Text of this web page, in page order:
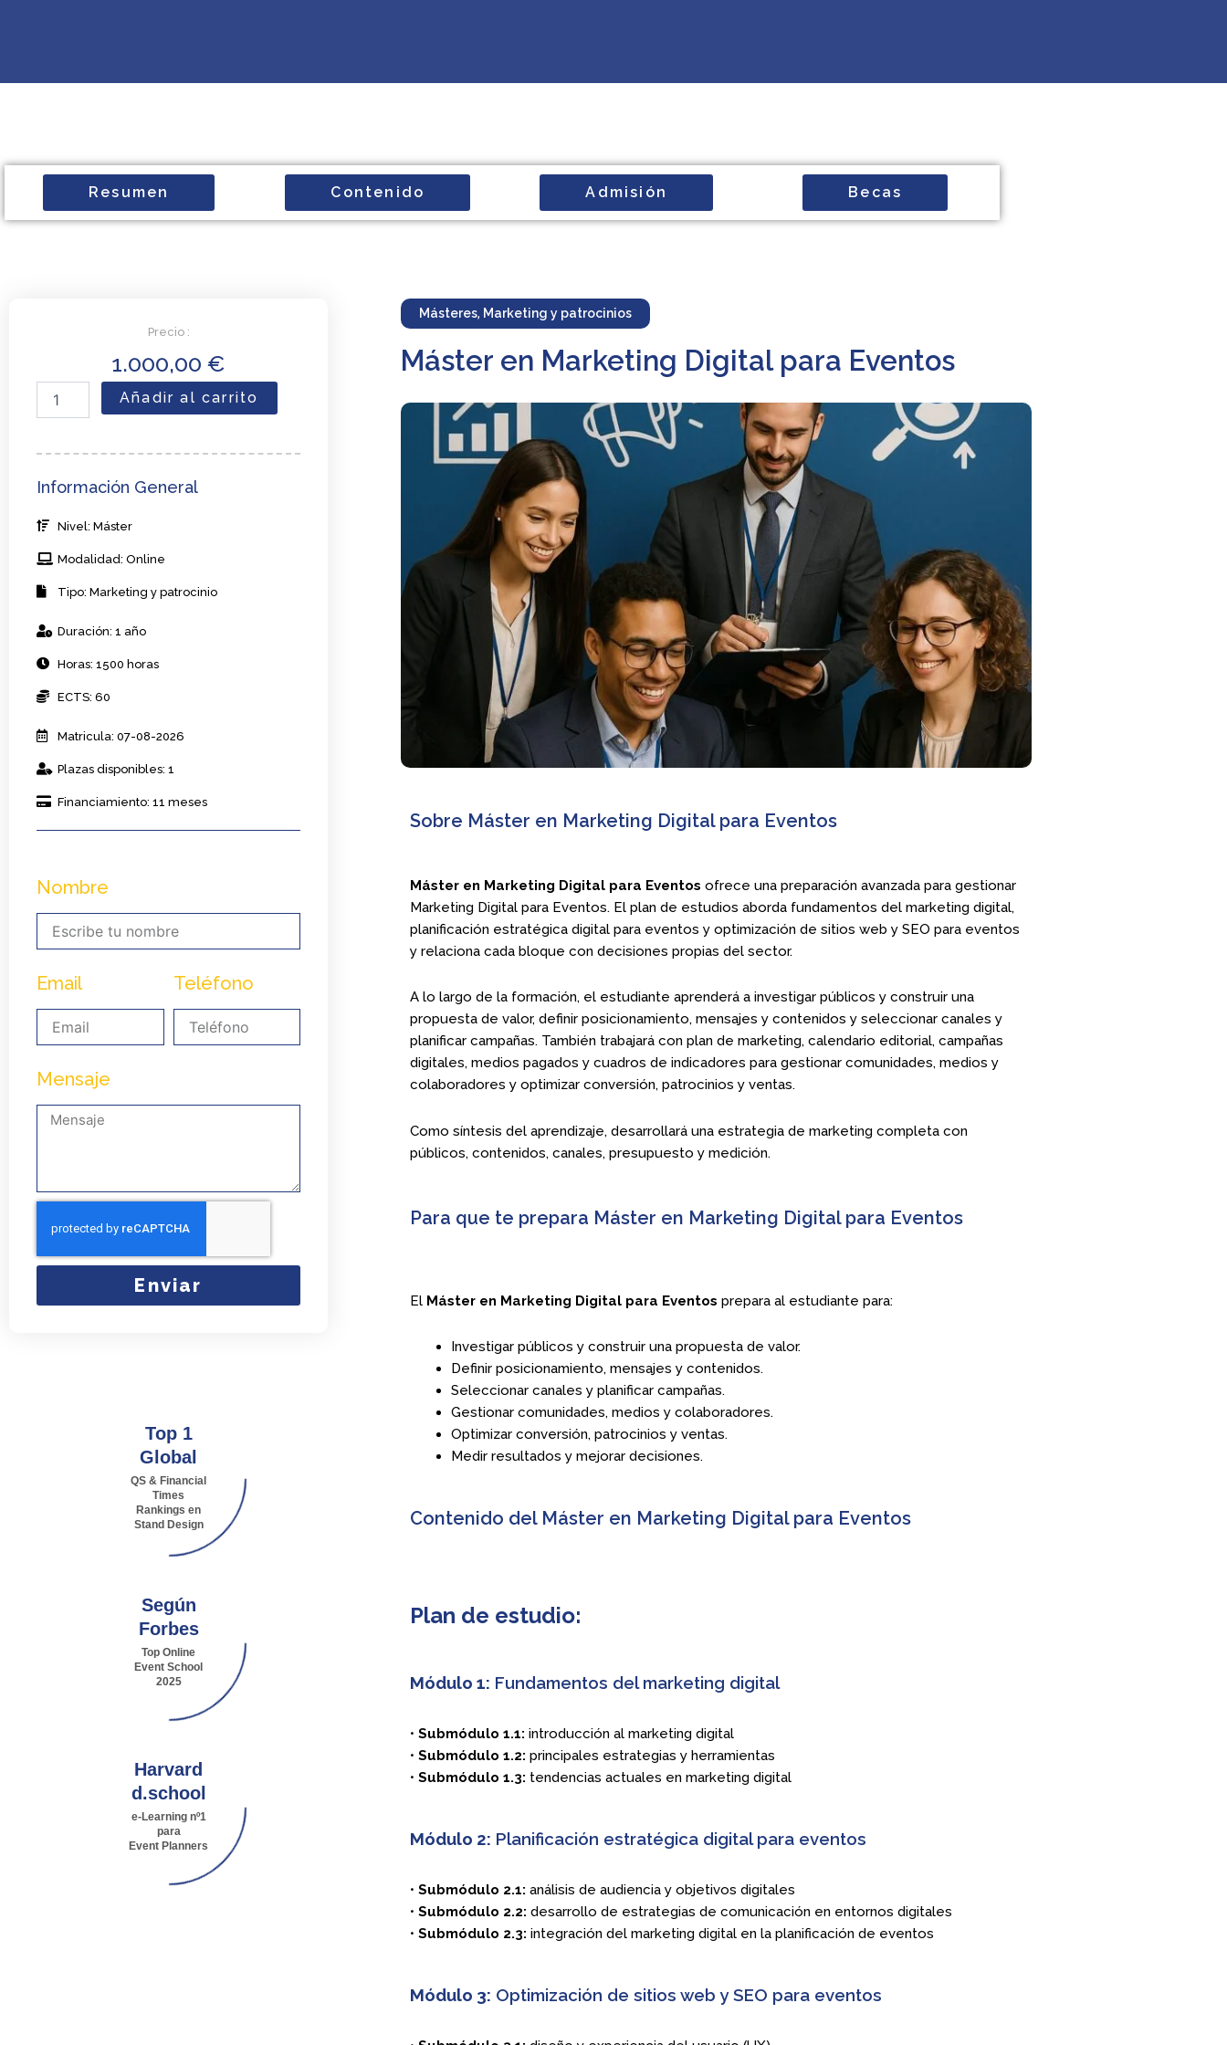
Resumen Contenido Admisión Becas
Precio :
1.000,00 €
Eventos
Añadir al carrito
Información General
Nivel: Máster
Modalidad: Online
Tipo: Marketing y patrocinio
Duración: 1 año
Horas: 1500 horas
ECTS: 60
Matricula: 07-08-2026
Plazas disponibles: 1
Financiamiento: 11 meses
Nombre
Email Teléfono
Mensaje
Enviar
Top 1
Global
QS & Financial
Times
Rankings en
Stand Design
Según
Forbes
Top Online
Event School
2025
Harvard
d.school
e-Learning nº1
para
Event Planners
Másteres, Marketing y patrocinios
Máster en Marketing Digital para Eventos
Sobre Máster en Marketing Digital para Eventos
Máster en Marketing Digital para Eventos ofrece una preparación avanzada para gestionar
Marketing Digital para Eventos. El plan de estudios aborda fundamentos del marketing digital,
planificación estratégica digital para eventos y optimización de sitios web y SEO para eventos
y relaciona cada bloque con decisiones propias del sector.
A lo largo de la formación, el estudiante aprenderá a investigar públicos y construir una
propuesta de valor, definir posicionamiento, mensajes y contenidos y seleccionar canales y
planificar campañas. También trabajará con plan de marketing, calendario editorial, campañas
digitales, medios pagados y cuadros de indicadores para gestionar comunidades, medios y
colaboradores y optimizar conversión, patrocinios y ventas.
Como síntesis del aprendizaje, desarrollará una estrategia de marketing completa con
públicos, contenidos, canales, presupuesto y medición.
Para que te prepara Máster en Marketing Digital para Eventos
El Máster en Marketing Digital para Eventos prepara al estudiante para:
Investigar públicos y construir una propuesta de valor.
Definir posicionamiento, mensajes y contenidos.
Seleccionar canales y planificar campañas.
Gestionar comunidades, medios y colaboradores.
Optimizar conversión, patrocinios y ventas.
Medir resultados y mejorar decisiones.
Contenido del Máster en Marketing Digital para Eventos
Plan de estudio:
Módulo 1: Fundamentos del marketing digital
• Submódulo 1.1: introducción al marketing digital
• Submódulo 1.2: principales estrategias y herramientas
• Submódulo 1.3: tendencias actuales en marketing digital
Módulo 2: Planificación estratégica digital para eventos
• Submódulo 2.1: análisis de audiencia y objetivos digitales
• Submódulo 2.2: desarrollo de estrategias de comunicación en entornos digitales
• Submódulo 2.3: integración del marketing digital en la planificación de eventos
Módulo 3: Optimización de sitios web y SEO para eventos